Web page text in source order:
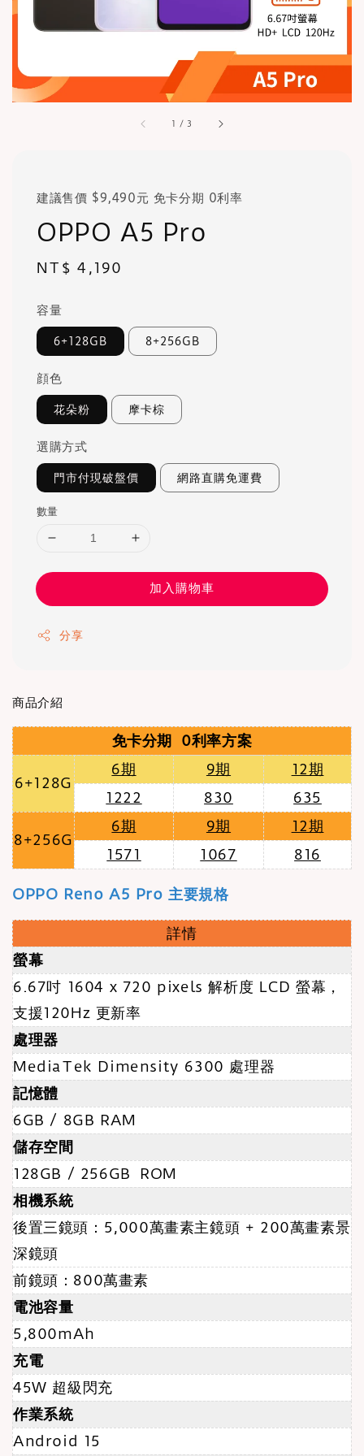
1 / 3
建議售價 $9,490元 免卡分期 0利率
OPPO A5 Pro
Regular
NT$ 4,190
容量
6+128GB 8+256GB
顔色
花朵粉 摩卡棕
選購方式
門市付現破盤價 網路直購免運費
數量
加入購物車
分享
商品介紹
免卡分期 0利率方案
6+128G
6期 9期
12期
1222
830 635
8+256G
6期 9期
12期
1571
1067 816
OPPO Reno A5 Pro 主要規格
詳情
螢幕
6.67吋 1604 x 720 pixels 解析度 LCD 螢幕 ，
支援120Hz 更新率
處理器
MediaTek Dimensity 6300 處理器
記憶體
6GB / 8GB RAM
儲存空間
128GB / 256GB ROM
相機系統
後置三鏡頭：5,000萬畫素主鏡頭 + 200萬畫素景
深鏡頭
前鏡頭：800萬畫素
電池容量
5,800mAh
充電
45W 超級閃充
作業系統
Android 15